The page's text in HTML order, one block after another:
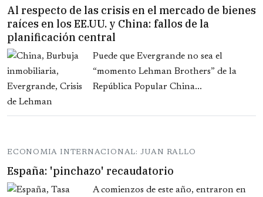
Al respecto de las crisis en el mercado de bienes
raíces en los EE.UU. y China: fallos de la
planificación central
Puede que Evergrande no sea el
“momento Lehman Brothers” de la
República Popular China...
ECONOMIA INTERNACIONAL: JUAN RALLO
España: 'pinchazo' recaudatorio
A comienzos de este año, entraron en